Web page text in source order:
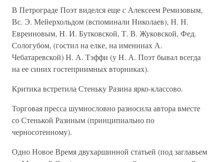
В Петрограде Поэт виделся ещес Алексеем Ремизовым,
Вс. Э. Мейерхольдом (вспоминали Николаев), Н. Н.
Евреиновым, Н. И. Бутковской, Т. В. Жуковской, Фед.
Сологубом, (гостил на елке, на именинах А.
Чебатаревской) Н. А. Тэффи (у Н. А. Поэт бывал всегда
на ее синих гостеприимных вторниках).
Критика встретила Стеньку Разина ярко-классово.
Торговая пресса шумнословно разносила автора вместе
со Стенькой Разиным (принципиально по
черносотенному).
Одно Новое Время двухаршинной статьей (под заглавьем